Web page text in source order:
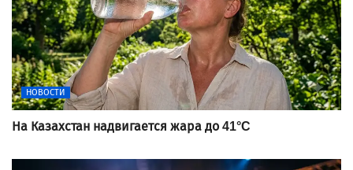
НОВОСТИ
На Казахстан надвигается жара до 41°C